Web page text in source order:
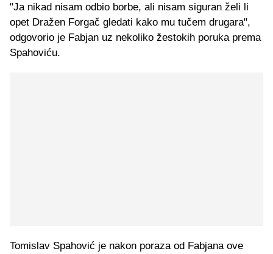
"Ja nikad nisam odbio borbe, ali nisam siguran želi li
opet Dražen Forgač gledati kako mu tučem drugara",
odgovorio je Fabjan uz nekoliko žestokih poruka prema
Spahoviću.
Tomislav Spahović je nakon poraza od Fabjana ove